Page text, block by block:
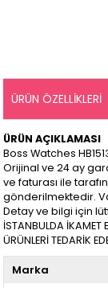
ÜRÜN ÖZELLIKLERI
ÜRÜN AÇIKLAMASI
Boss Watches
Orijinal ve 24 ay
ve faturası ile
gönderilmektedir.
Detay ve bilgi için
İSTANBULDA İKAMET
ÜRÜNLERİ TEDARİK
Marka